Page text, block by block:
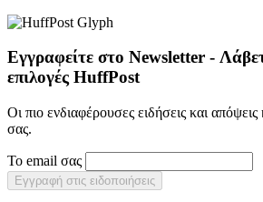
Εγγραφείτε στο Newsletter -
επιλογές HuffPost
Οι πιο ενδιαφέρουσες ειδήσεις και
σας.
Το email σας
Εγγραφή στις ειδοποιήσεις